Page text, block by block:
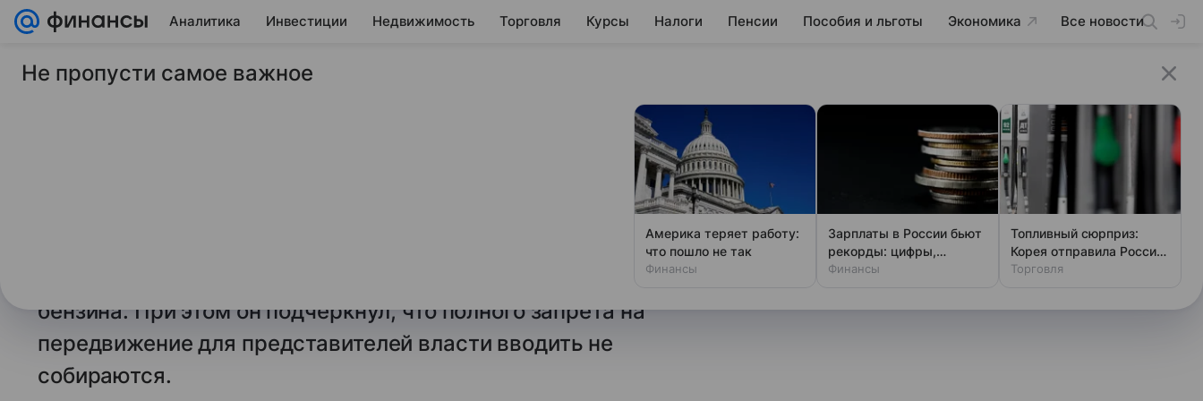
Аналитика Инвестиции Недвижимость Торговля Курсы Налоги Пенсии Пособия и льготы Экономика Все новости
6 июля 2026 Финансы Mail
Губернатор Курской области Александр Хинштейн дал поручение
количество поездок по территории региона. Причина — нехватка
бензина. При этом он подчеркнул, что полного запрета на
передвижение для представителей власти вводить не
собираются.
Не пропусти самое важное
Америка теряет работу:
что пошло не так
Финансы
Зарплаты в России бьют
рекорды: цифры,
которые удивят
Финансы
Топливный сюрприз:
Корея отправила России
30 тыс. тонн
Торговля